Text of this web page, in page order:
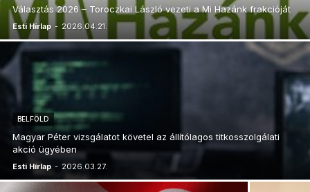
Választás 2026 – Toroczkai László vezeti a Mi Hazánk frakcióját
Esti Hírlap - 2026.04.21.
BELFÖLD
Magyar Péter vizsgálatot követel az állítólagos titkosszolgálati
akció ügyében
Esti Hírlap - 2026.03.27.